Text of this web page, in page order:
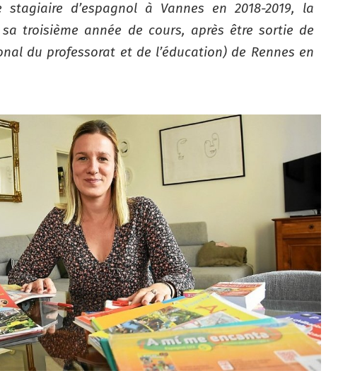
stagiaire d’espagnol à Vannes en 2018-2019, la
troisième année de cours, après être sortie de
du professorat et de l’éducation) de Rennes en